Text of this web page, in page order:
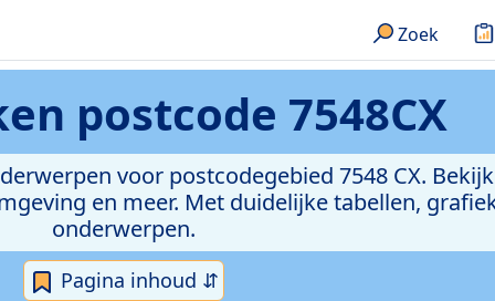
Zoek
postcode 7548CX
voor postcodegebied 7548 CX.
en meer. Met duidelijke tabellen,
onderwerpen.
Pagina inhoud ⇵